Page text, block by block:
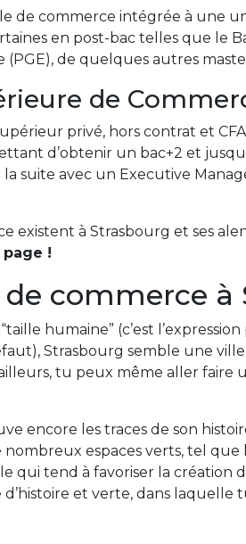
de commerce intégrée à une
en post-bac telles que le
de quelques autres
de
privé, hors contrat et
d’obtenir un bac+2 et
suite avec un Executive
existent à Strasbourg et ses
!
de commerce à
humaine” (c’est
Strasbourg semble une
tu peux même aller faire
encore les traces de son
espaces verts, tel
qui tend à favoriser la création
et verte, dans